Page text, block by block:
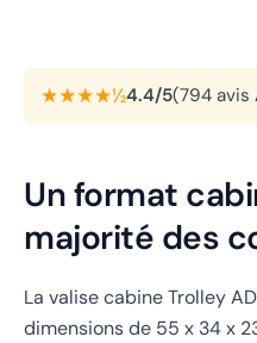
★★★★½4.4/5(794 avis
Un format
majorité des
La valise cabine Trolley
dimensions de 55 x 34 x